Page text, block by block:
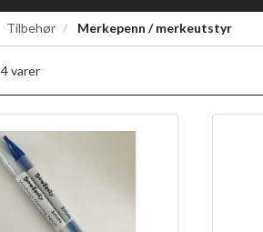
Tilbehør Merkepenn / merkeutstyr
4varer